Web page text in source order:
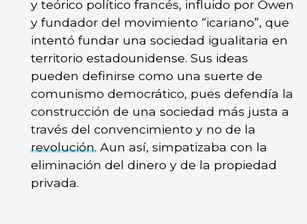
y teórico político francés, influido por Owen
y fundador del movimiento “icariano”, que
intentó fundar una sociedad igualitaria en
territorio estadounidense. Sus ideas
pueden definirse como una suerte de
comunismo democrático, pues defendía la
construcción de una sociedad más justa a
través del convencimiento y no de la
revolución. Aun así, simpatizaba con la
eliminación del dinero y de la propiedad
privada.